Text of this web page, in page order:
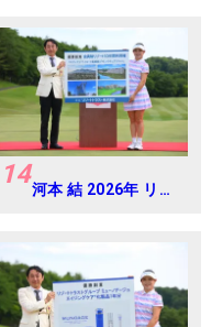
14河本 結 2026年 リゾ